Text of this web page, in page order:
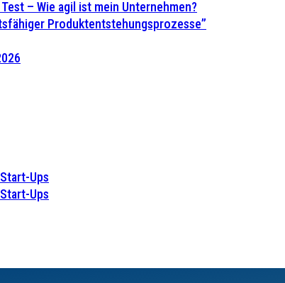
– Wie agil ist mein Unternehmen?
Produktentstehungsprozesse”
Ups
Ups